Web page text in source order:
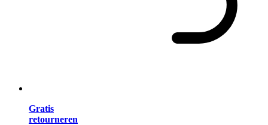
Gratis
retourneren